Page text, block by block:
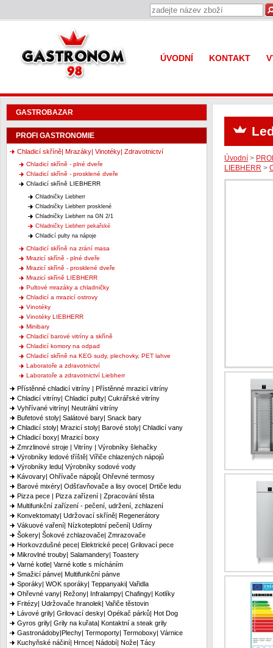
ÚVODNÍ KONTAKT
GASTROBAZAR
PROFI GASTRONOMIE
Chladicí skříně| Mrazáky| Vinotéky| Zdravotnictví
Chladicí skříně - plné dveře
Chladicí skříně - prosklené dveře
Chladicí skříně LIEBHERR
Chladničky Liebherr
Chladničky Liebherr prosklené
Chladničky Liebherr na GN 2/1
Chladničky Liebherr pekařské
Chladicí pulty na nápoje
Chladicí skříně na zrání masa
Mrazicí skříně - plné dveře
Mrazicí skříně - prosklené dveře
Mrazicí skříně LIEBHERR
Pultové mrazáky a chladničky
Chladicí a mrazicí ostrovy
Vinotéky
Vinotéky LIEBHERR
Minibary
Chladicí barové vitríny a skříně
Chladicí komory na odpad
Chladicí skříně na KEG sudy, plechovky, PET lahve
Laboratoře a zdravotnictví
Laboratoře a zdravotnictví Liebherr
Přístěnné chladicí vitríny | Přístěnné mrazicí vitríny
Chladicí vitríny| Chladicí pulty| Cukrářské vitríny
Vyhřívané vitríny| Neutrální vitríny
Bufetové stoly| Salátové bary| Snack bary
Chladicí stoly| Mrazicí stoly| Barové stoly| Chladicí vany
Chladicí boxy| Mrazicí boxy
Zmrzlinové stroje | Vitríny | Výrobníky šlehačky
Výrobníky ledové tříště| Vířiče chlazených nápojů
Výrobníky ledu| Výrobníky sodové vody
Kávovary| Ohřívače nápojů| Ohřevné termosy
Barové mixéry| Odšťavňovače a lisy ovoce| Drtiče ledu
Pizza pece | Pizza zařízení | Zpracování těsta
Multifunkční zařízení - pečení, udržení, zchlazení
Konvektomaty| Udržovací skříně| Regenerátory
Vákuové vaření| Nízkoteplotní pečení| Udírny
Šokery| Šokové zchlazovače| Zmrazovače
Horkovzdušné pece| Elektrické pece| Grilovací pece
Mikrovlné trouby| Salamandery| Toastery
Varné kotle| Varné kotle s mícháním
Smažicí pánve| Multifunkční pánve
Sporáky| WOK sporáky| Teppanyaki| Vařidla
Ohřevné vany| Režony| Infralampy| Chafingy| Kotlíky
Fritézy| Udržovače hranolek| Vařiče těstovin
Lávové grily| Grilovací desky| Opékač párků| Hot Dog
Gyros grily| Grily na kuřata| Kontaktní a steak grily
Gastronádoby|Plechy| Termoporty| Termoboxy| Várnice
Kuchyňské náčiní| Hrnce| Nádobí| Nože| Tácy
Úvodní >
LIEBHERR >